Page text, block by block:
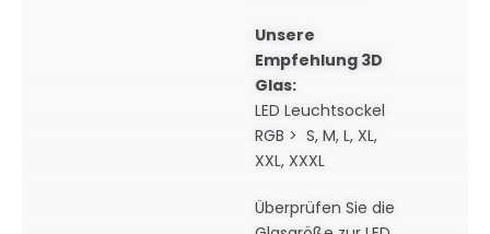
Unsere
Empfehlung 3D
Glas:
LED Leuchtsockel
RGB > S, M, L, XL,
XXL, XXXL
Überprüfen Sie die